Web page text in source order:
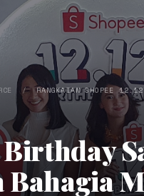
/RANGKAIAN SHOPEE
Birthday
Bahagia